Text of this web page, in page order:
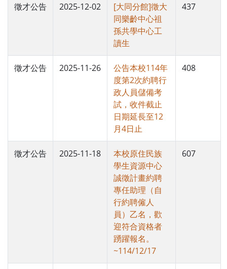
徵才公告 2025-12-02
[大同分館]徵大
同樂齡中心祖
孫共學中心工
讀生
437
徵才公告 2025-11-26
公告本校114年
度第2次約聘行
政人員儲備考
試，收件截止
日期延長至12
月4日止
408
徵才公告 2025-11-18
本校原住民族
學生資源中心
誠徵計畫約聘
專任助理（自
行約聘僱人
員）乙名，歡
迎符合資格者
踴躍報名。
~114/12/17
607